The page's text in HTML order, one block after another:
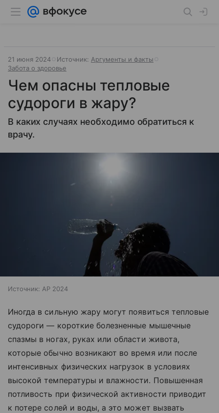
21 июня 2024 Источник: Аргументы и факты
Забота о здоровье
Чем опасны тепловые
судороги в жару?
В каких случаях необходимо обратиться к
врачу.
Источник: AP 2024
Иногда в сильную жару могут появиться тепловые
судороги — короткие болезненные мышечные
спазмы в ногах, руках или области живота,
которые обычно возникают во время или после
интенсивных физических нагрузок в условиях
высокой температуры и влажности. Повышенная
потливость при физической активности приводит
к потере солей и воды, а это может вызвать